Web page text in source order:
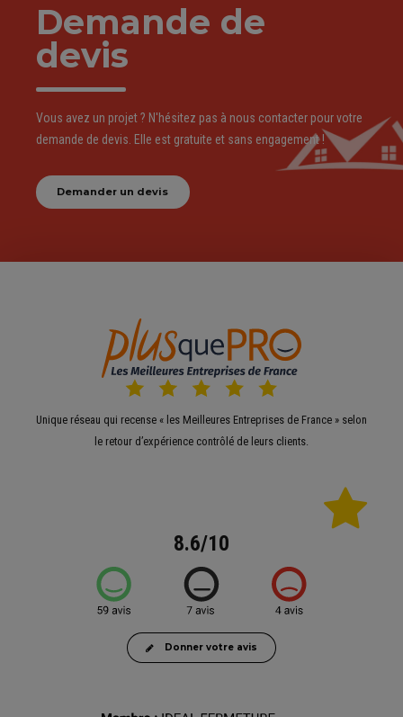
Demande de
devis
Vous avez un projet ? N'hésitez pas à nous contacter pour votre
demande de devis. Elle est gratuite et sans engagement !
Demander un devis
Unique réseau qui recense « les Meilleures Entreprises de France » selon
le retour d’expérience contrôlé de leurs clients.
8.6/10
Donner votre avis